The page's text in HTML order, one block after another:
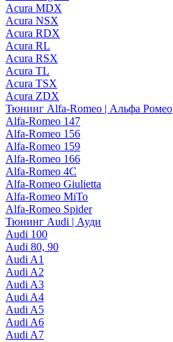
Acura MDX
Acura NSX
Acura RDX
Acura RL
Acura RSX
Acura TL
Acura TSX
Acura ZDX
Тюнинг Alfa-Romeo | Альфа Ромео
Alfa-Romeo 147
Alfa-Romeo 156
Alfa-Romeo 159
Alfa-Romeo 166
Alfa-Romeo 4C
Alfa-Romeo Giulietta
Alfa-Romeo MiTo
Alfa-Romeo Spider
Тюнинг Audi | Ауди
Audi 100
Audi 80, 90
Audi A1
Audi A2
Audi A3
Audi A4
Audi A5
Audi A6
Audi A7